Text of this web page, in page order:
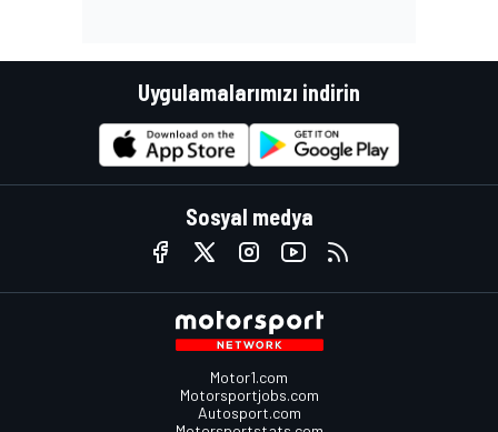
Uygulamalarımızı indirin
Sosyal medya
Motor1.com
Motorsportjobs.com
Autosport.com